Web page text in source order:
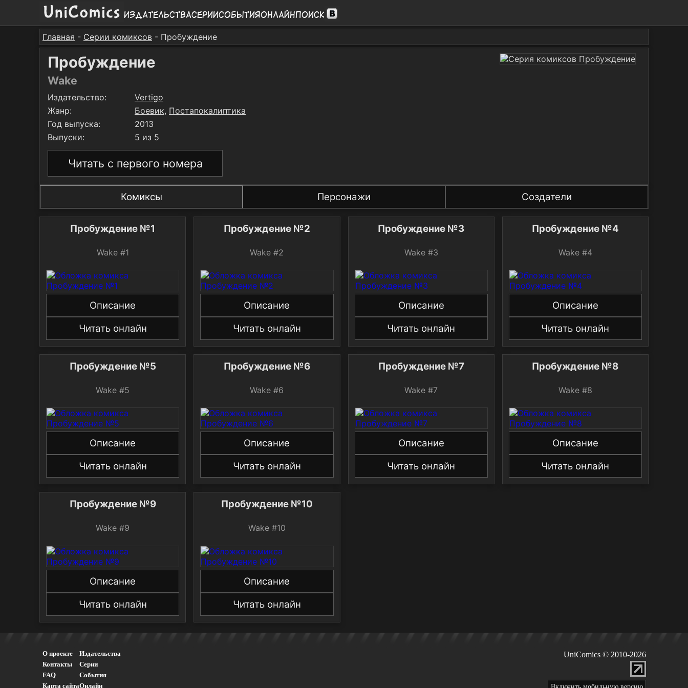
ИздательстваСерииСобытияОнлайнПоиск
Главная - Серии комиксов - Пробуждение
Пробуждение
Wake
Издательство:
Vertigo
Жанр:
Боевик, Постапокалиптика
Год выпуска:
2013
Выпуски:
5 из 5
Читать с первого номера
Комиксы Персонажи Создатели
Пробуждение №1
Wake #1
Описание
Читать онлайн
Пробуждение №2
Wake #2
Описание
Читать онлайн
Пробуждение №3
Wake #3
Описание
Читать онлайн
Пробуждение №4
Wake #4
Описание
Читать онлайн
Пробуждение №5
Wake #5
Описание
Читать онлайн
Пробуждение №6
Wake #6
Описание
Читать онлайн
Пробуждение №7
Wake #7
Описание
Читать онлайн
Пробуждение №8
Wake #8
Описание
Читать онлайн
Пробуждение №9
Wake #9
Описание
Читать онлайн
Пробуждение №10
Wake #10
Описание
Читать онлайн
О проекте
Контакты
FAQ
Карта сайта
Издательства
Серии
События
Онлайн
UniComics © 2010-2026